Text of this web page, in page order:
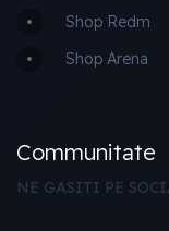
Shop Redm
Shop Arena
Communitate
NE GASITI PE